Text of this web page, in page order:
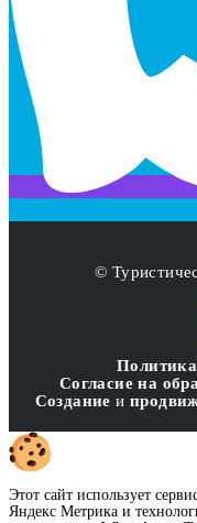
©
Согласие на
Создание и
Этот сайт использует
Яндекс Метрика и